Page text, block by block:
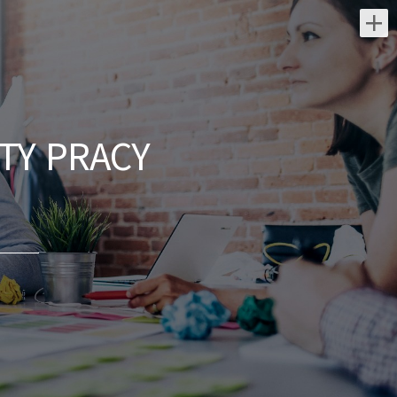
Najnowsze oferty pracy:
Technik / Techniczka Obsługi
Budynku
ARCOS FM PL SALLER POLBAU Sp. z
o.o. Sp. K
świętokrzyskie/ Starachowice
Opis stanowiska: Nadzór nad systemami
bezpieczeństwa i zarządzania budynkiem.
Prowadzenie przetargów, zbieranie ofert i
zarządzanie zewnętrznymi...
dzisiaj
Pracownik Działu Dostaw
(K/M)
PRACY